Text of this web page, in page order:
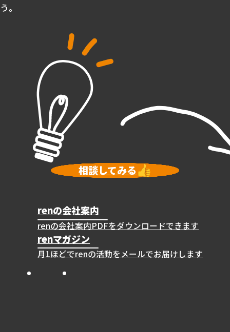
う。
相談してみる
renの会社案内
renの会社案内PDFをダウンロードできます
renマガジン
月1ほどでrenの活動をメールでお届けします
Instagram